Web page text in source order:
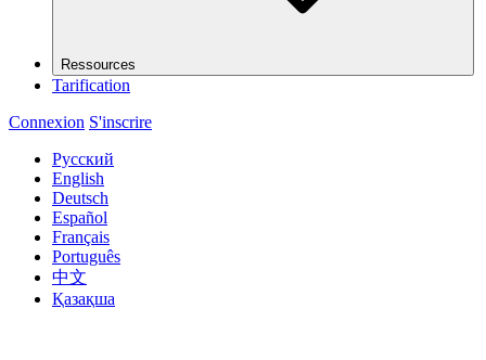
Ressources
Tarification
Connexion S'inscrire
Русский
English
Deutsch
Español
Français
Português
中文
Қазақша